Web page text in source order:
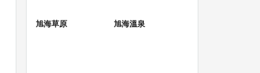
旭海草原 旭海溫泉